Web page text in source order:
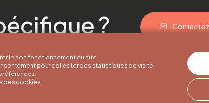
?
le bon fonctionnement du site.
pour collecter des statistiques de visite.
des cookies